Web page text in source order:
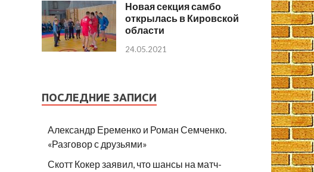
Новая секция самбо
открылась в Кировской
области
24.05.2021
ПОСЛЕДНИЕ ЗАПИСИ
Александр Еременко и Роман Семченко.
«Разговор с друзьями»
Скотт Кокер заявил, что шансы на матч-